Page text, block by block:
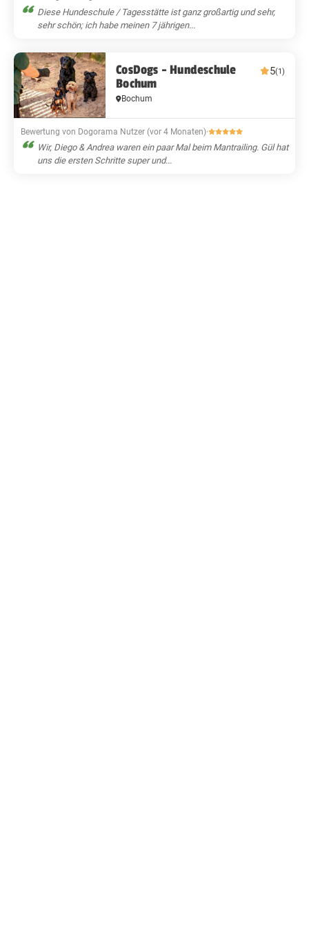
Diese Hundeschule / Tagesstätte ist ganz großartig und sehr,
sehr schön; ich habe meinen 7 jährigen...
CosDogs - Hundeschule
Bochum
5(1)
Bochum
Bewertung von Dogorama Nutzer (vor 4 Monaten)·
Wir, Diego & Andrea waren ein paar Mal beim Mantrailing. Gül hat
uns die ersten Schritte super und...